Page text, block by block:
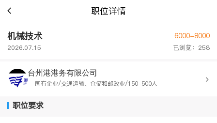
职位详情
机械技术 6000-8000
2026.07.15 已浏览：258
台州港港务有限公司
国有企业/交通运输、仓储和邮政业/150-500人
职位要求